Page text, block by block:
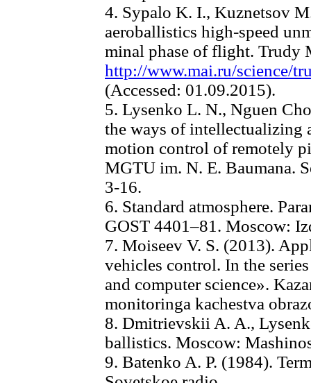
4. Sypalo K. I., Kuznetsov
aeroballistics high-speed
minal phase of flight. Trudy
http://www.mai.ru/science/
(Accessed: 01.09.2015).
5. Lysenko L. N., Nguen
the ways of intellectualizing
motion control of remotely
MGTU im. N. E. Baumana.
3-16.
6. Standard atmosphere.
GOST 4401–81. Moscow:
7. Moiseev V. S. (2013).
vehicles control. In the
and computer science».
monitoringa kachestva
8. Dmitrievskii A. A.,
ballistics. Moscow:
9. Batenko A. P. (1984).